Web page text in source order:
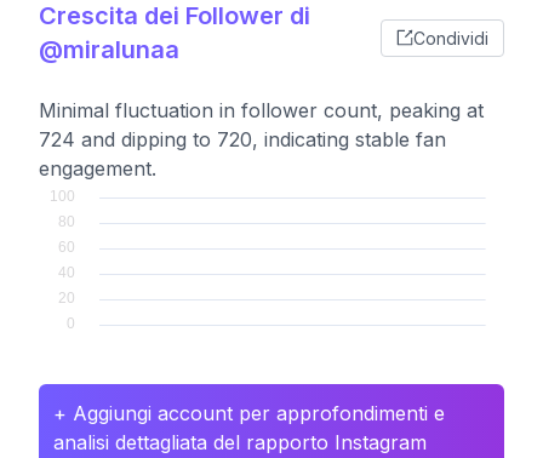
Crescita dei Follower di
@miralunaa
Condividi
Minimal fluctuation in follower count, peaking at
724 and dipping to 720, indicating stable fan
engagement.
+ Aggiungi account per approfondimenti e
analisi dettagliata del rapporto Instagram